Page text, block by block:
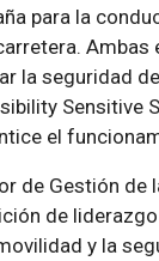
para la
la seguridad
Sensitive
el
de Gestión de
de
y la